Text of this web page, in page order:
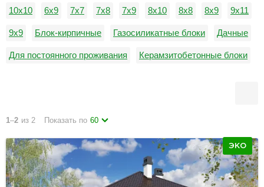
10х10 6х9 7х7 7х8 7х9 8х10 8х8 8х9 9х11
9х9 Блок-кирпичные Газосиликатные блоки Дачные
Для постоянного проживания Керамзитобетонные блоки
1–2 из 2 Показать по 60
ЭКО